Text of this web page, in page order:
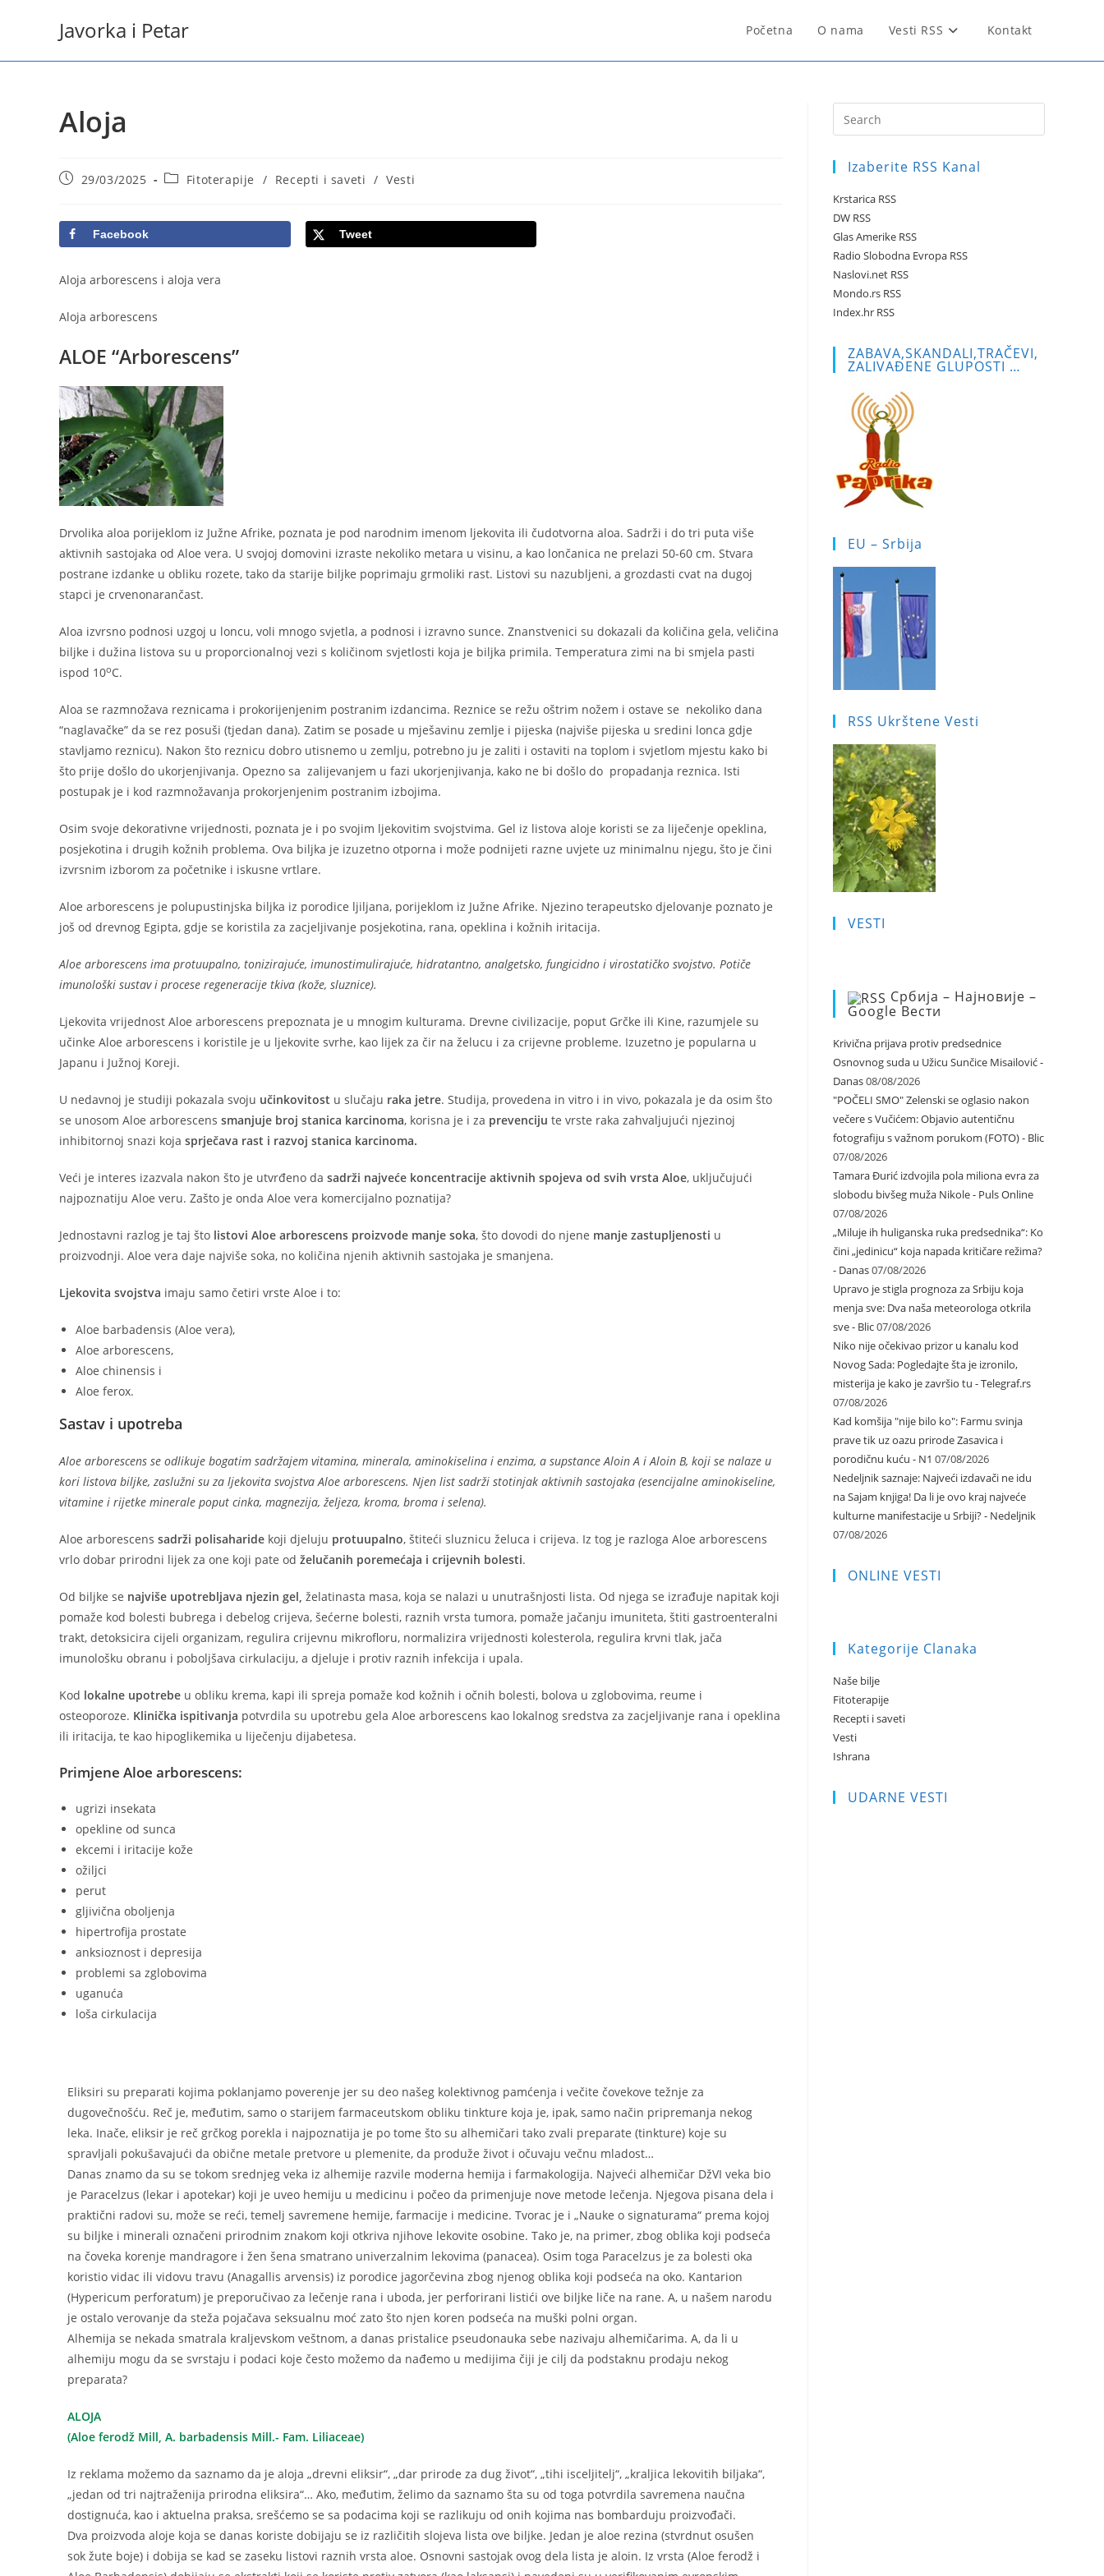
Javorka i Petar Početna O nama Vesti RSS Kontakt
Aloja
Post29/03/2025
PostFitoterapije / Recepti i saveti / Vesti
Facebook Tweet
Aloja arborescens i aloja vera
Aloja arborescens
ALOE “Arborescens”
Drvolika aloa porijeklom iz Južne Afrike, poznata je pod narodnim imenom ljekovita ili čudotvorna aloa. Sadrži i do tri puta više
aktivnih sastojaka od Aloe vera. U svojoj domovini izraste nekoliko metara u visinu, a kao lončanica ne prelazi 50-60 cm. Stvara
postrane izdanke u obliku rozete, tako da starije biljke poprimaju grmoliki rast. Listovi su nazubljeni, a grozdasti cvat na dugoj
stapci je crvenonarančast.
Aloa izvrsno podnosi uzgoj u loncu, voli mnogo svjetla, a podnosi i izravno sunce. Znanstvenici su dokazali da količina gela, veličina
biljke i dužina listova su u proporcionalnoj vezi s količinom svjetlosti koja je biljka primila. Temperatura zimi na bi smjela pasti
ispod 10oC.
Aloa se razmnožava reznicama i prokorijenjenim postranim izdancima. Reznice se režu oštrim nožem i ostave se nekoliko dana
“naglavačke” da se rez posuši (tjedan dana). Zatim se posade u mješavinu zemlje i pijeska (najviše pijeska u sredini lonca gdje
stavljamo reznicu). Nakon što reznicu dobro utisnemo u zemlju, potrebno ju je zaliti i ostaviti na toplom i svjetlom mjestu kako bi
što prije došlo do ukorjenjivanja. Opezno sa zalijevanjem u fazi ukorjenjivanja, kako ne bi došlo do propadanja reznica. Isti
postupak je i kod razmnožavanja prokorjenjenim postranim izbojima.
Osim svoje dekorativne vrijednosti, poznata je i po svojim ljekovitim svojstvima. Gel iz listova aloje koristi se za liječenje opeklina,
posjekotina i drugih kožnih problema. Ova biljka je izuzetno otporna i može podnijeti razne uvjete uz minimalnu njegu, što je čini
izvrsnim izborom za početnike i iskusne vrtlare.
Aloe arborescens je polupustinjska biljka iz porodice ljiljana, porijeklom iz Južne Afrike. Njezino terapeutsko djelovanje poznato je
još od drevnog Egipta, gdje se koristila za zacjeljivanje posjekotina, rana, opeklina i kožnih iritacija.
Aloe arborescens ima protuupalno, tonizirajuće, imunostimulirajuće, hidratantno, analgetsko, fungicidno i virostatičko svojstvo. Potiče
imunološki sustav i procese regeneracije tkiva (kože, sluznice).
Ljekovita vrijednost Aloe arborescens prepoznata je u mnogim kulturama. Drevne civilizacije, poput Grčke ili Kine, razumjele su
učinke Aloe arborescens i koristile je u ljekovite svrhe, kao lijek za čir na želucu i za crijevne probleme. Izuzetno je popularna u
Japanu i Južnoj Koreji.
U nedavnoj je studiji pokazala svoju učinkovitost u slučaju raka jetre. Studija, provedena in vitro i in vivo, pokazala je da osim što
se unosom Aloe arborescens smanjuje broj stanica karcinoma, korisna je i za prevenciju te vrste raka zahvaljujući njezinoj
inhibitornoj snazi ​​koja sprječava rast i razvoj stanica karcinoma.
Veći je interes izazvala nakon što je utvrđeno da sadrži najveće koncentracije aktivnih spojeva od svih vrsta Aloe, uključujući
najpoznatiju Aloe veru. Zašto je onda Aloe vera komercijalno poznatija?
Jednostavni razlog je taj što listovi Aloe arborescens proizvode manje soka, što dovodi do njene manje zastupljenosti u
proizvodnji. Aloe vera daje najviše soka, no količina njenih aktivnih sastojaka je smanjena.
Ljekovita svojstva imaju samo četiri vrste Aloe i to:
Aloe barbadensis (Aloe vera),
Aloe arborescens,
Aloe chinensis i
Aloe ferox.
Sastav i upotreba
Aloe arborescens se odlikuje bogatim sadržajem vitamina, minerala, aminokiselina i enzima, a supstance Aloin A i Aloin B, koji se nalaze u
kori listova biljke, zaslužni su za ljekovita svojstva Aloe arborescens. Njen list sadrži stotinjak aktivnih sastojaka (esencijalne aminokiseline,
vitamine i rijetke minerale poput cinka, magnezija, željeza, kroma, broma i selena).
Aloe arborescens sadrži polisaharide koji djeluju protuupalno, štiteći sluznicu želuca i crijeva. Iz tog je razloga Aloe arborescens
vrlo dobar prirodni lijek za one koji pate od želučanih poremećaja i crijevnih bolesti.
Od biljke se najviše upotrebljava njezin gel, želatinasta masa, koja se nalazi u unutrašnjosti lista. Od njega se izrađuje napitak koji
pomaže kod bolesti bubrega i debelog crijeva, šećerne bolesti, raznih vrsta tumora, pomaže jačanju imuniteta, štiti gastroenteralni
trakt, detoksicira cijeli organizam, regulira crijevnu mikrofloru, normalizira vrijednosti kolesterola, regulira krvni tlak, jača
imunološku obranu i poboljšava cirkulaciju, a djeluje i protiv raznih infekcija i upala.
Kod lokalne upotrebe u obliku krema, kapi ili spreja pomaže kod kožnih i očnih bolesti, bolova u zglobovima, reume i
osteoporoze. Klinička ispitivanja potvrdila su upotrebu gela Aloe arborescens kao lokalnog sredstva za zacjeljivanje rana i opeklina
ili iritacija, te kao hipoglikemika u liječenju dijabetesa.
Primjene Aloe arborescens:
ugrizi insekata
opekline od sunca
ekcemi i iritacije kože
ožiljci
perut
gljivična oboljenja
hipertrofija prostate
anksioznost i depresija
problemi sa zglobovima
uganuća
loša cirkulacija
Eliksiri su preparati kojima poklanjamo poverenje jer su deo našeg kolektivnog pamćenja i večite čovekove težnje za
dugovečnošću. Reč je, međutim, samo o starijem farmaceutskom obliku tinkture koja je, ipak, samo način pripremanja nekog
leka. Inače, eliksir je reč grčkog porekla i najpoznatija je po tome što su alhemičari tako zvali preparate (tinkture) koje su
spravljali pokušavajući da obične metale pretvore u plemenite, da produže život i očuvaju večnu mladost…
Danas znamo da su se tokom srednjeg veka iz alhemije razvile moderna hemija i farmakologija. Najveći alhemičar DžVI veka bio
je Paracelzus (lekar i apotekar) koji je uveo hemiju u medicinu i počeo da primenjuje nove metode lečenja. Njegova pisana dela i
praktični radovi su, može se reći, temelj savremene hemije, farmacije i medicine. Tvorac je i „Nauke o signaturama“ prema kojoj
su biljke i minerali označeni prirodnim znakom koji otkriva njihove lekovite osobine. Tako je, na primer, zbog oblika koji podseća
na čoveka korenje mandragore i žen šena smatrano univerzalnim lekovima (panacea). Osim toga Paracelzus je za bolesti oka
koristio vidac ili vidovu travu (Anagallis arvensis) iz porodice jagorčevina zbog njenog oblika koji podseća na oko. Kantarion
(Hypericum perforatum) je preporučivao za lečenje rana i uboda, jer perforirani listići ove biljke liče na rane. A, u našem narodu
je ostalo verovanje da steža pojačava seksualnu moć zato što njen koren podseća na muški polni organ.
Alhemija se nekada smatrala kraljevskom veštnom, a danas pristalice pseudonauka sebe nazivaju alhemičarima. A, da li u
alhemiju mogu da se svrstaju i podaci koje često možemo da nađemo u medijima čiji je cilj da podstaknu prodaju nekog
preparata?
ALOJA
(Aloe ferodž Mill, A. barbadensis Mill.- Fam. Liliaceae)
Iz reklama možemo da saznamo da je aloja „drevni eliksir“, „dar prirode za dug život“, „tihi isceljitelj“, „kraljica lekovitih biljaka“,
„jedan od tri najtraženija prirodna eliksira“… Ako, međutim, želimo da saznamo šta su od toga potvrdila savremena naučna
dostignuća, kao i aktuelna praksa, srešćemo se sa podacima koji se razlikuju od onih kojima nas bombarduju proizvođači.
Dva proizvoda aloje koja se danas koriste dobijaju se iz različitih slojeva lista ove biljke. Jedan je aloe rezina (stvrdnut osušen
sok žute boje) i dobija se kad se zaseku listovi raznih vrsta aloe. Osnovni sastojak ovog dela lista je aloin. Iz vrsta (Aloe ferodž i
Escape
Izaberite RSS Kanal
Krstarica RSS
DW RSS
Glas Amerike RSS
Radio Slobodna Evropa RSS
Naslovi.net RSS
Mondo.rs RSS
Index.hr RSS
ZABAVA,SKANDALI,TRAČEVI,
ZALIVAĐENE GLUPOSTI …
EU – Srbija
RSS Ukrštene Vesti
VESTI
Србија – Најновије –
Google Вести
Krivična prijava protiv predsednice
Osnovnog suda u Užicu Sunčice Misailović -
Danas08/08/2026
"POČELI SMO" Zelenski se oglasio nakon
večere s Vučićem: Objavio autentičnu
fotografiju s važnom porukom (FOTO) - Blic
07/08/2026
Tamara Đurić izdvojila pola miliona evra za
slobodu bivšeg muža Nikole - Puls Online
07/08/2026
„Miluje ih huliganska ruka predsednika“: Ko
čini „jedinicu“ koja napada kritičare režima?
- Danas07/08/2026
Upravo je stigla prognoza za Srbiju koja
menja sve: Dva naša meteorologa otkrila
sve - Blic07/08/2026
Niko nije očekivao prizor u kanalu kod
Novog Sada: Pogledajte šta je izronilo,
misterija je kako je završio tu - Telegraf.rs
07/08/2026
Kad komšija "nije bilo ko": Farmu svinja
prave tik uz oazu prirode Zasavica i
porodičnu kuću - N1 07/08/2026
Nedeljnik saznaje: Najveći izdavači ne idu
na Sajam knjiga! Da li je ovo kraj najveće
kulturne manifestacije u Srbiji? - Nedeljnik
07/08/2026
ONLINE VESTI
Kategorije Clanaka
Naše bilje
Fitoterapije
Recepti i saveti
Vesti
Ishrana
UDARNE VESTI